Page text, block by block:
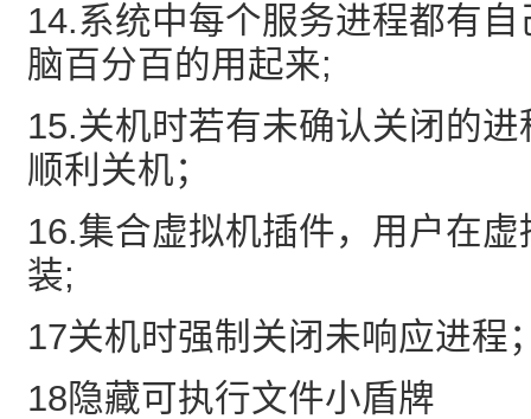
14.系统中每个服务进程都有
脑百分百的用起来;
15.关机时若有未确认关闭的
顺利关机；
16.集合虚拟机插件，用户在
装;
17关机时强制关闭未响应进程
18隐藏可执行文件小盾牌